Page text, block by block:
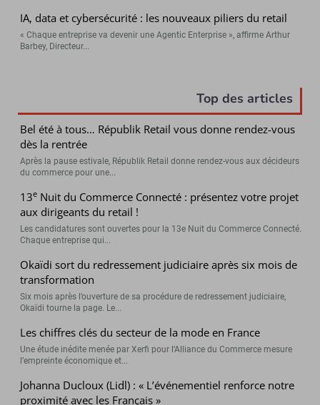
IA, data et cybersécurité : les nouveaux piliers du retail
« Chaque entreprise va devenir une Agentic Enterprise », affirme Arthur
Barbey, Directeur...
Top des articles
Bel été à tous… Républik Retail vous donne rendez-vous
dès la rentrée
Après la pause estivale, Républik Retail donne rendez-vous aux décideurs
du commerce pour une...
13e Nuit du Commerce Connecté : présentez votre projet
aux dirigeants du retail !
Les candidatures sont ouvertes pour la 13e Nuit du Commerce Connecté.
Chaque entreprise qui...
Okaïdi sort du redressement judiciaire après six mois de
transformation
Six mois après l’ouverture de sa procédure de redressement judiciaire,
Okaïdi tourne la page. Le...
Les chiffres clés du secteur de la mode en France
Une étude inédite menée par Xerfi pour l’Alliance du Commerce mesure
l’empreinte économique et...
Johanna Ducloux (Lidl) : « L’événementiel renforce notre
proximité avec les Français »